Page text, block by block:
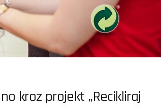
kroz projekt „Recikliraj